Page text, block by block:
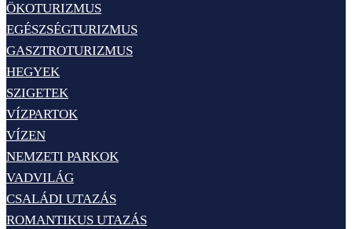
ÖKOTURIZMUS
EGÉSZSÉGTURIZMUS
GASZTROTURIZMUS
HEGYEK
SZIGETEK
VÍZPARTOK
VÍZEN
NEMZETI PARKOK
VADVILÁG
CSALÁDI UTAZÁS
ROMANTIKUS UTAZÁS